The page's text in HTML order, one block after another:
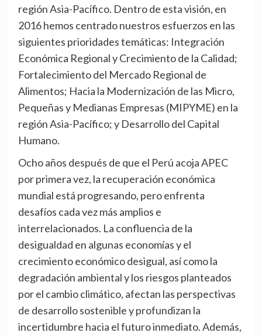
región Asia-Pacífico. Dentro de esta visión, en
2016 hemos centrado nuestros esfuerzos en las
siguientes prioridades temáticas: Integración
Económica Regional y Crecimiento de la Calidad;
Fortalecimiento del Mercado Regional de
Alimentos; Hacia la Modernización de las Micro,
Pequeñas y Medianas Empresas (MIPYME) en la
región Asia-Pacífico; y Desarrollo del Capital
Humano.
Ocho años después de que el Perú acoja APEC
por primera vez, la recuperación económica
mundial está progresando, pero enfrenta
desafíos cada vez más amplios e
interrelacionados. La confluencia de la
desigualdad en algunas economías y el
crecimiento económico desigual, así como la
degradación ambiental y los riesgos planteados
por el cambio climático, afectan las perspectivas
de desarrollo sostenible y profundizan la
incertidumbre hacia el futuro inmediato. Además,